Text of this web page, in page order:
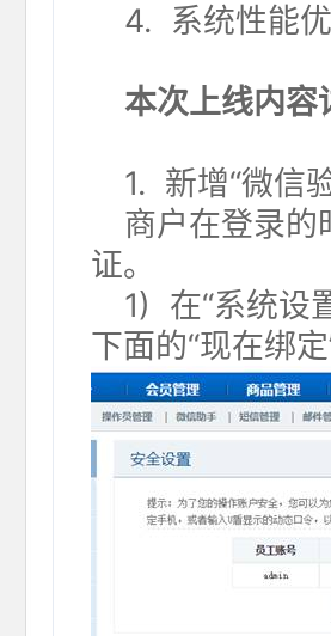
4. 系统性能
本次上线内容
1. 新增“微信
商户在登录的
证。
1) 在“系统设
下面的“现在绑